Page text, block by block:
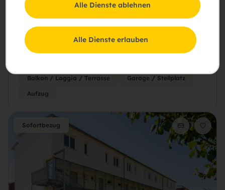
Maisonettewohnung mit süd-westlichem Balkon
Vorgartenstraße 6/811, 3340 Waidhofen an
der Ybbs
2
Balkon / Loggia / Terrasse Garage / Stellplatz
Aufzug
Sofortbezug
Alle Dienste ablehnen
Alle Dienste erlauben